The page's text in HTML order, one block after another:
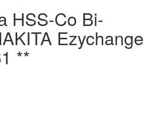
HSS-Co Bi-
Ezychange
**